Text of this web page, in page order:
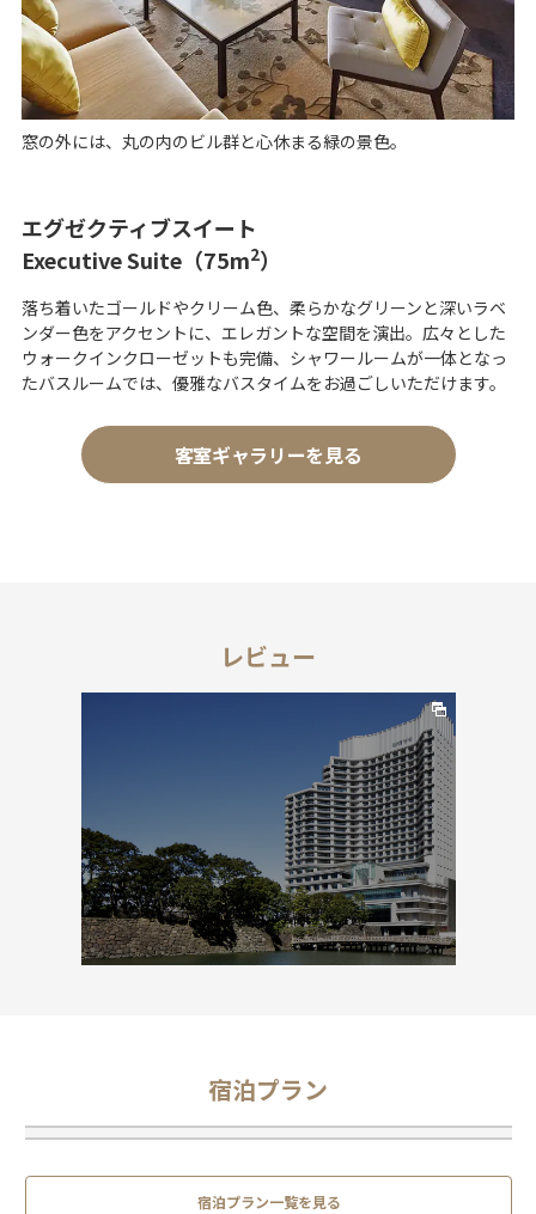
窓の外には、丸の内のビル群と心休まる緑の景色。
エグゼクティブスイート
Executive Suite（75m2）
落ち着いたゴールドやクリーム色、柔らかなグリーンと深いラベ
ンダー色をアクセントに、エレガントな空間を演出。広々とした
ウォークインクローゼットも完備、シャワールームが一体となっ
たバスルームでは、優雅なバスタイムをお過ごしいただけます。
客室ギャラリーを見る
レビュー
宿泊プラン
宿泊プラン一覧を見る